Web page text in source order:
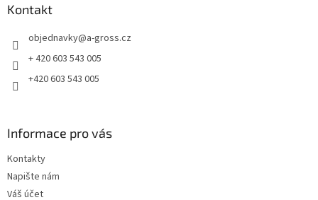
Kontakt
objednavky@a-gross.cz
+ 420 603 543 005
+420 603 543 005
Informace pro vás
Kontakty
Napište nám
Váš účet